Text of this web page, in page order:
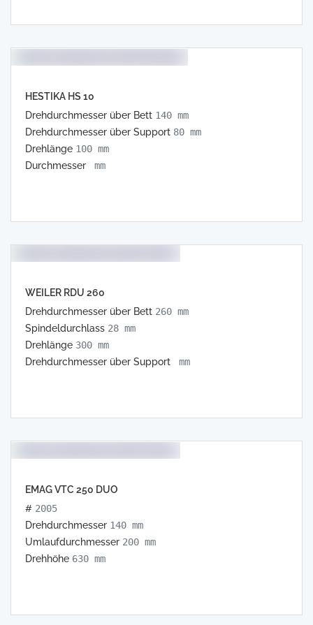
HESTIKA HS 10
Drehdurchmesser über Bett 140 mm
Drehdurchmesser über Support 80 mm
Drehlänge 100 mm
Durchmesser
mm
WEILER RDU 260
Drehdurchmesser über Bett 260 mm
Spindeldurchlass 28 mm
Drehlänge 300 mm
Drehdurchmesser über Support
mm
EMAG VTC 250 DUO
# 2005
Drehdurchmesser 140 mm
Umlaufdurchmesser 200 mm
Drehhöhe 630 mm